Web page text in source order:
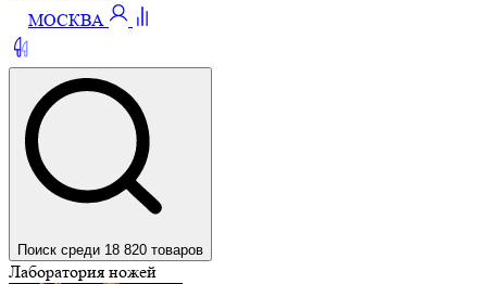
МОСКВА
Поиск среди 18 820 товаров
Лаборатория ножей